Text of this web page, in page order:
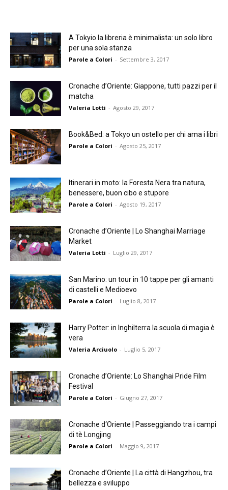
A Tokyio la libreria è minimalista: un solo libro
per una sola stanza
Parole a Colori - Settembre 3, 2017
Cronache d’Oriente: Giappone, tutti pazzi per il
matcha
Valeria Lotti - Agosto 29, 2017
Book&Bed: a Tokyo un ostello per chi ama i libri
Parole a Colori - Agosto 25, 2017
Itinerari in moto: la Foresta Nera tra natura,
benessere, buon cibo e stupore
Parole a Colori - Agosto 19, 2017
Cronache d’Oriente | Lo Shanghai Marriage
Market
Valeria Lotti - Luglio 29, 2017
San Marino: un tour in 10 tappe per gli amanti
di castelli e Medioevo
Parole a Colori - Luglio 8, 2017
Harry Potter: in Inghilterra la scuola di magia è
vera
Valeria Arciuolo - Luglio 5, 2017
Cronache d’Oriente: Lo Shanghai Pride Film
Festival
Parole a Colori - Giugno 27, 2017
Cronache d‘Oriente | Passeggiando tra i campi
di tè Longjing
Parole a Colori - Maggio 9, 2017
Cronache d’Oriente | La città di Hangzhou, tra
bellezza e sviluppo